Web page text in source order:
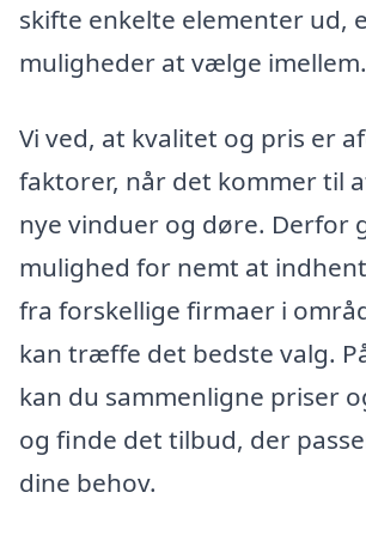
skifte enkelte elementer ud,
muligheder at vælge imellem.
Vi ved, at kvalitet og pris er
faktorer, når det kommer til
nye vinduer og døre. Derfor
mulighed for nemt at
fra forskellige firmaer i
kan træffe det bedste valg.
kan du sammenligne priser
og finde det tilbud, der
dine behov.